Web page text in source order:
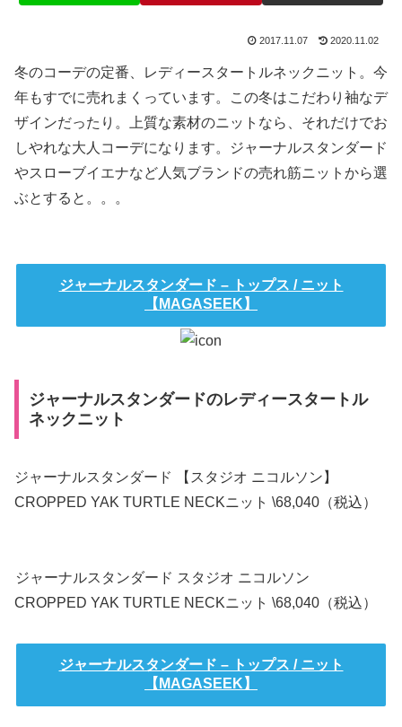
2017.11.07 2020.11.02
冬のコーデの定番、レディースタートルネックニット。今
年もすでに売れまくっています。この冬はこだわり袖なデ
ザインだったり。上質な素材のニットなら、それだけでお
しやれな大人コーデになります。ジャーナルスタンダード
やスローブイエナなど人気ブランドの売れ筋ニットから選
ぶとすると。。。
ジャーナルスタンダード – トップス / ニット
【MAGASEEK】
ジャーナルスタンダードのレディースタートル
ネックニット
ジャーナルスタンダード 【スタジオ ニコルソン】
CROPPED YAK TURTLE NECKニット \68,040（税込）
ジャーナルスタンダード スタジオ ニコルソン
CROPPED YAK TURTLE NECKニット \68,040（税込）
ジャーナルスタンダード – トップス / ニット
【MAGASEEK】